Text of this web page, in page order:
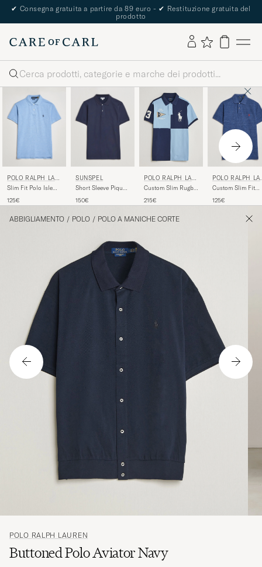
✔ Consegna gratuita a partire da 89 euro - ✔ Restituzione gratuita del
prodotto
Cerca
POLO RALPH LAU
REN
Slim Fit Polo Isle
125€
SUNSPEL
Short Sleeve Pique
150€
POLO RALPH LAU
REN
Custom Slim Rugby
Navy/Powder Blue
215€
POLO RALPH
REN
Custom Slim Fit
Heather
125€
ABBIGLIAMENTO / POLO / POLO A MANICHE CORTE
POLO RALPH LAUREN
Buttoned Polo Aviator Navy